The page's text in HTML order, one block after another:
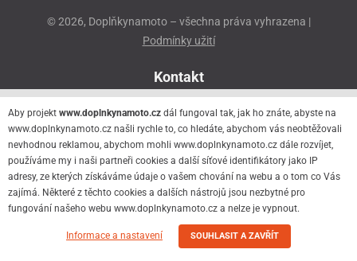
© 2026, Doplňkynamoto – všechna práva vyhrazena |
Podmínky užití
Kontakt
Přeloučská 86
530 06 Pardubice - Staré Čivice
776 056 073
motorider.rf@seznam.cz
Aby projekt www.doplnkynamoto.cz dál fungoval tak, jak ho znáte, abyste na
www.doplnkynamoto.cz našli rychle to, co hledáte, abychom vás neobtěžovali
nevhodnou reklamou, abychom mohli www.doplnkynamoto.cz dále rozvíjet,
používáme my i naši partneři cookies a další síťové identifikátory jako IP
adresy, ze kterých získáváme údaje o vašem chování na webu a o tom co Vás
zajímá. Některé z těchto cookies a dalších nástrojů jsou nezbytné pro
fungování našeho webu www.doplnkynamoto.cz a nelze je vypnout.
Informace a nastavení SOUHLASIT A ZAVŘÍT